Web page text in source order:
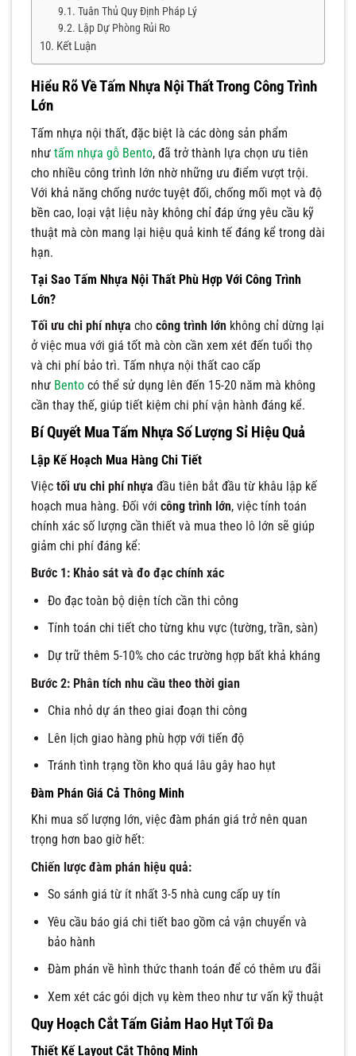
Tuân Thủ Quy Định Pháp Lý
Lập Dự Phòng Rủi Ro
Kết Luận
Hiểu Rõ Về Tấm Nhựa Nội Thất Trong Công Trình
Lớn
Tấm nhựa nội thất, đặc biệt là các dòng sản phẩm
như tấm nhựa gỗ Bento, đã trở thành lựa chọn ưu tiên
cho nhiều công trình lớn nhờ những ưu điểm vượt trội.
Với khả năng chống nước tuyệt đối, chống mối mọt và độ
bền cao, loại vật liệu này không chỉ đáp ứng yêu cầu kỹ
thuật mà còn mang lại hiệu quả kinh tế đáng kể trong dài
hạn.
Tại Sao Tấm Nhựa Nội Thất Phù Hợp Với Công Trình
Lớn?
Tối ưu chi phí nhựa cho công trình lớn không chỉ dừng lại
ở việc mua với giá tốt mà còn cần xem xét đến tuổi thọ
và chi phí bảo trì. Tấm nhựa nội thất cao cấp
như Bento có thể sử dụng lên đến 15-20 năm mà không
cần thay thế, giúp tiết kiệm chi phí vận hành đáng kể.
Bí Quyết Mua Tấm Nhựa Số Lượng Sỉ Hiệu Quả
Lập Kế Hoạch Mua Hàng Chi Tiết
Việc tối ưu chi phí nhựa đầu tiên bắt đầu từ khâu lập kế
hoạch mua hàng. Đối với công trình lớn, việc tính toán
chính xác số lượng cần thiết và mua theo lô lớn sẽ giúp
giảm chi phí đáng kể:
Bước 1: Khảo sát và đo đạc chính xác
Đo đạc toàn bộ diện tích cần thi công
Tính toán chi tiết cho từng khu vực (tường, trần, sàn)
Dự trữ thêm 5-10% cho các trường hợp bất khả kháng
Bước 2: Phân tích nhu cầu theo thời gian
Chia nhỏ dự án theo giai đoạn thi công
Lên lịch giao hàng phù hợp với tiến độ
Tránh tình trạng tồn kho quá lâu gây hao hụt
Đàm Phán Giá Cả Thông Minh
Khi mua số lượng lớn, việc đàm phán giá trở nên quan
trọng hơn bao giờ hết:
Chiến lược đàm phán hiệu quả:
So sánh giá từ ít nhất 3-5 nhà cung cấp uy tín
Yêu cầu báo giá chi tiết bao gồm cả vận chuyển và
bảo hành
Đàm phán về hình thức thanh toán để có thêm ưu đãi
Xem xét các gói dịch vụ kèm theo như tư vấn kỹ thuật
Quy Hoạch Cắt Tấm Giảm Hao Hụt Tối Đa
Thiết Kế Layout Cắt Thông Minh